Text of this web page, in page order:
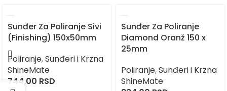
Sunđer Za Poliranje Sivi
(Finishing) 150x50mm
Poliranje,Sunđeri i Krzna
ShineMate
744,00 RSD
Sunđer Za Poliranje
Diamond Oranž 150 x
25mm
Poliranje,Sunđeri i Krzna
ShineMate